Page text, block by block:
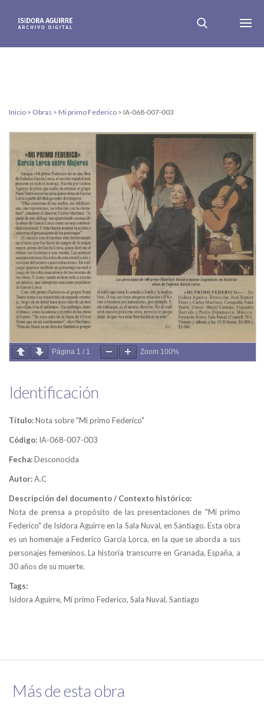
Inicio > Obras > Mi primo Federico > IA-068-007-003
Página 1 / 1 Zoom 100%
Identificación
Título:Nota sobre "Mi primo Federico"
Código: IA-068-007-003
Fecha:Desconocida
Autor:A.C
Descripción del documento / Contexto histórico:
Nota de prensa a propósito de las presentaciones de "Mi primo
Federico" de Isidora Aguirre en la Sala Nuval, en Santiago. Esta obra
es un homenaje a Federico García Lorca, en la que se aborda a sus
personajes femeninos. La historia transcurre en Granada, España, a
30 años de su muerte.
Tags:
Isidora Aguirre, Mi primo Federico, Sala Nuval, Santiago
Más de esta obra